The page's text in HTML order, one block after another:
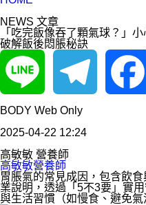
NEWS 文章
「吃完飯像吞了顆氣球？」
破解飯後悶脹秘訣
Line Telegram
BODY Web Only
2025-04-22 12:24
高敏敏 營養師
高敏敏營養師
胃脹氣的常見成因，包含飲
業說明，透過「5不3要」實
與生活習慣（如慢食、避免